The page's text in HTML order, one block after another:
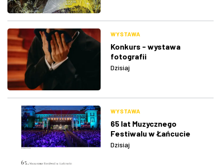
WYSTAWA
Konkurs - wystawa
fotografii
Dzisiaj
WYSTAWA
65 lat Muzycznego
Festiwalu w Łańcucie
Dzisiaj